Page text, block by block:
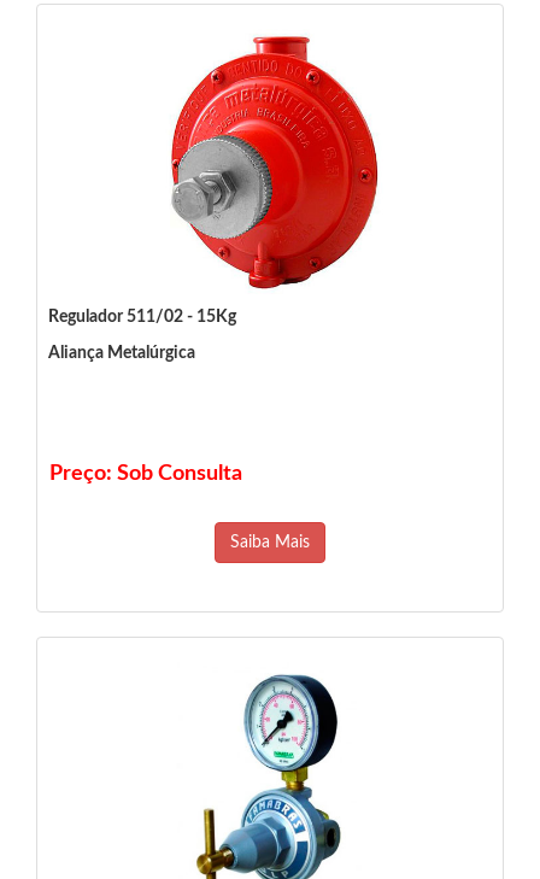
Regulador 511/02 - 15Kg
Aliança Metalúrgica
Preço: Sob Consulta
Saiba Mais